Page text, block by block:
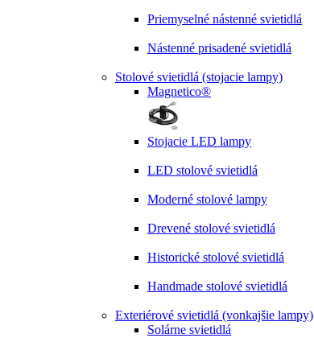
Priemyselné nástenné svietidlá
Nástenné prisadené svietidlá
Stolové svietidlá (stojacie lampy)
Magnetico®
Stojacie LED lampy
LED stolové svietidlá
Moderné stolové lampy
Drevené stolové svietidlá
Historické stolové svietidlá
Handmade stolové svietidlá
Exteriérové svietidlá (vonkajšie lampy)
Solárne svietidlá